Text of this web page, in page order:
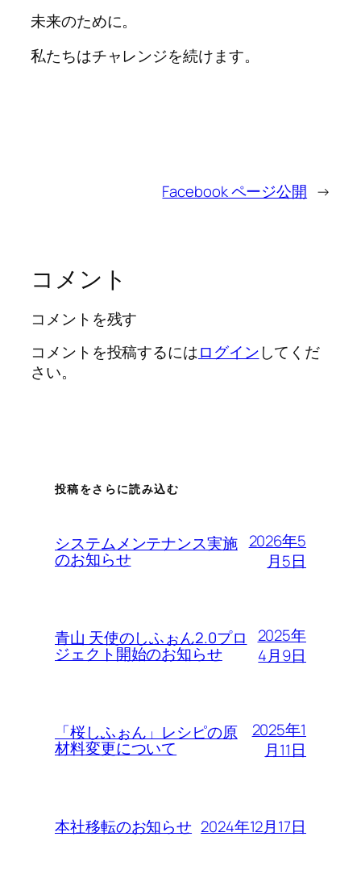
未来のために。
私たちはチャレンジを続けます。
Facebook ページ公開 →
コメント
コメントを残す
コメントを投稿するにはログインしてくだ
さい。
投稿をさらに読み込む
システムメンテナンス実施
のお知らせ
2026年5
月5日
青山 天使のしふぉん2.0プロ
ジェクト開始のお知らせ
2025年
4月9日
「桜しふぉん」レシピの原
材料変更について
2025年1
月11日
本社移転のお知らせ 2024年12月17日